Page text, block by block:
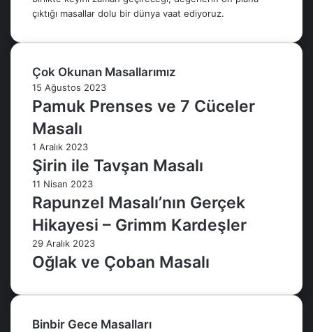
çıktığı masallar dolu bir dünya vaat ediyoruz.
Çok Okunan Masallarımız
15 Ağustos 2023
Pamuk Prenses ve 7 Cüceler
Masalı
1 Aralık 2023
Şirin ile Tavşan Masalı
11 Nisan 2023
Rapunzel Masalı’nın Gerçek
Hikayesi – Grimm Kardeşler
29 Aralık 2023
Oğlak ve Çoban Masalı
Binbir Gece Masalları